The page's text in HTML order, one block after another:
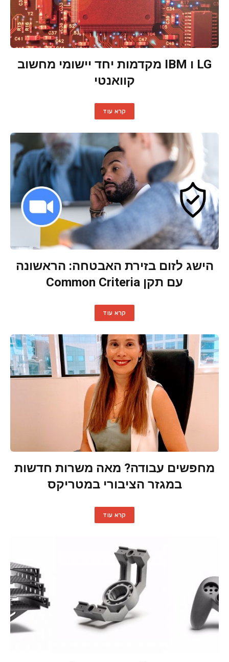
LG ו IBM מקדמות יחד יישומי מחשוב
קוואנטי
קרא עוד
הישג לזום בזירת האבטחה: הראשונה
עם תקן Common Criteria
קרא עוד
מחפשים עבודה? מאה משרות חדשות
במגזר הציבורי במטריקס
קרא עוד